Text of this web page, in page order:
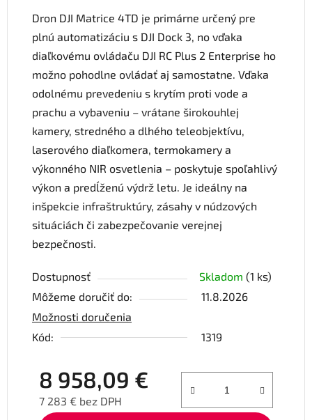
Dron DJI Matrice 4TD je primárne určený pre
plnú automatizáciu s DJI Dock 3, no vďaka
diaľkovému ovládaču DJI RC Plus 2 Enterprise ho
možno pohodlne ovládať aj samostatne. Vďaka
odolnému prevedeniu s krytím proti vode a
prachu a vybaveniu – vrátane širokouhlej
kamery, stredného a dlhého teleobjektívu,
laserového diaľkomera, termokamery a
výkonného NIR osvetlenia – poskytuje spoľahlivý
výkon a predĺženú výdrž letu. Je ideálny na
inšpekcie infraštruktúry, zásahy v núdzových
situáciách či zabezpečovanie verejnej
bezpečnosti.
Dostupnosť Skladom (1 ks)
Môžeme doručiť do:
11.8.2026
Možnosti doručenia
Kód:
1319
8 958,09 €
7 283 € bez DPH